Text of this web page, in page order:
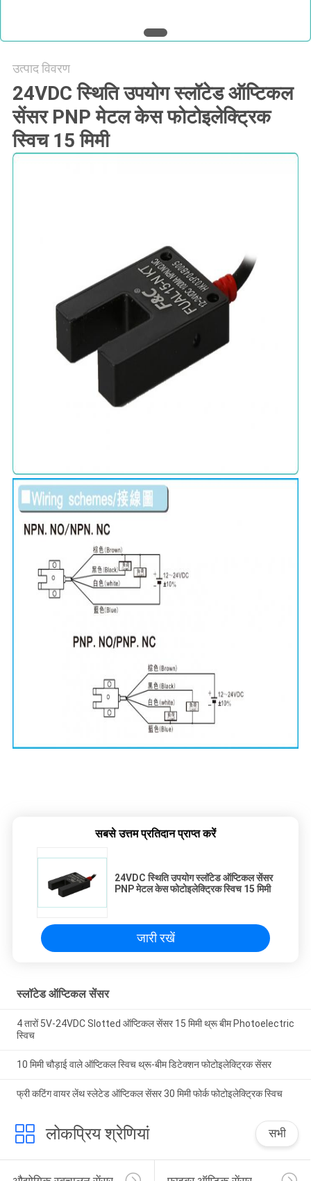
POLICY
उत्पाद विवरण
24VDC स्थिति उपयोग स्लॉटेड ऑप्टिकल
सेंसर PNP मेटल केस फोटोइलेक्ट्रिक
स्विच 15 मिमी
सबसे उत्तम प्रतिदान प्राप्त करें
24VDC स्थिति उपयोग स्लॉटेड ऑप्टिकल सेंसर
PNP मेटल केस फोटोइलेक्ट्रिक स्विच 15 मिमी
जारी रखें
स्लॉटेड ऑप्टिकल सेंसर
4 तारों 5V-24VDC Slotted ऑप्टिकल सेंसर 15 मिमी थ्रू बीम Photoelectric
स्विच
10 मिमी चौड़ाई वाले ऑप्टिकल स्विच थ्रू-बीम डिटेक्शन फोटोइलेक्ट्रिक सेंसर
फ्री कटिंग वायर लेंथ स्लेटेड ऑप्टिकल सेंसर 30 मिमी फोर्क फोटोइलेक्ट्रिक स्विच
लोकप्रिय श्रेणियां सभी